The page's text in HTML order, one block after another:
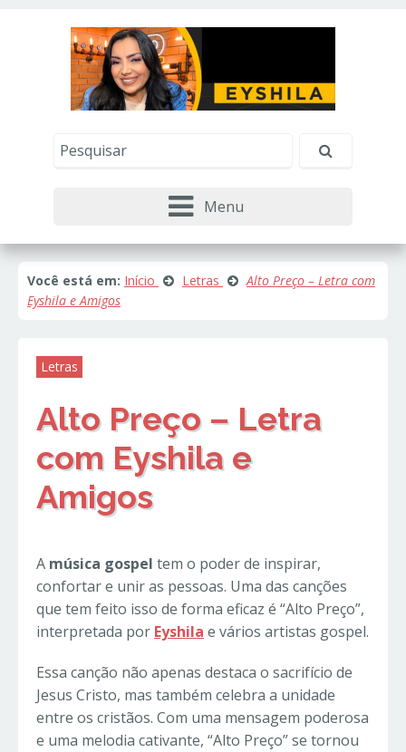
Menu
Você está em: Início Letras
Alto Preço – Letra com
Eyshila e Amigos
Letras
Alto Preço – Letra
com Eyshila e
Amigos
A música gospel tem o poder de inspirar,
confortar e unir as pessoas. Uma das canções
que tem feito isso de forma eficaz é “Alto Preço”,
interpretada por Eyshila e vários artistas gospel.
Essa canção não apenas destaca o sacrifício de
Jesus Cristo, mas também celebra a unidade
entre os cristãos. Com uma mensagem poderosa
e uma melodia cativante, “Alto Preço” se tornou
para lembrar e entender como você usa nosso
site, analisar seu uso de nossos produtos e
serviços, ajudar com nossos esforços de
marketing e fornecer conteúdo de terceiros. Leia
Política de Cookies e Privacidade.